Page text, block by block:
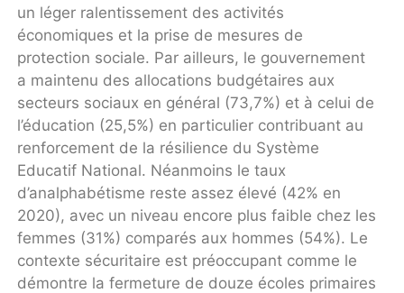
un léger ralentissement des activités
économiques et la prise de mesures de
protection sociale. Par ailleurs, le gouvernement
a maintenu des allocations budgétaires aux
secteurs sociaux en général (73,7%) et à celui de
l’éducation (25,5%) en particulier contribuant au
renforcement de la résilience du Système
Educatif National. Néanmoins le taux
d’analphabétisme reste assez élevé (42% en
2020), avec un niveau encore plus faible chez les
femmes (31%) comparés aux hommes (54%). Le
contexte sécuritaire est préoccupant comme le
démontre la fermeture de douze écoles primaires